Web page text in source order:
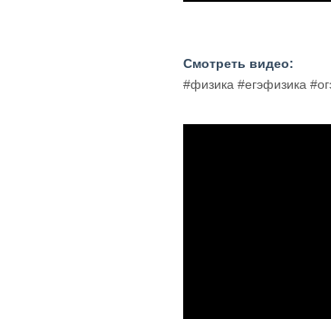
Смотреть видео:
#физика #егэфизика